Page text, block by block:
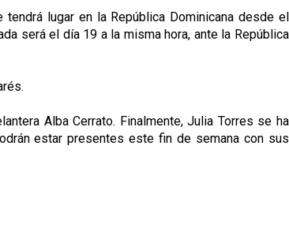
lugar en la República Dominicana desde el
será el día 19 a la misma hora, ante la República
Alba Cerrato. Finalmente, Julia Torres se ha
estar presentes este fin de semana con sus